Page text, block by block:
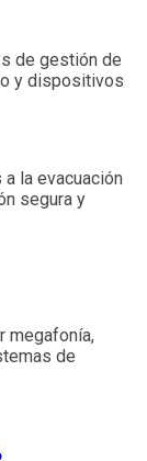
de gestión de
y dispositivos
la evacuación
segura y
megafonía,
de